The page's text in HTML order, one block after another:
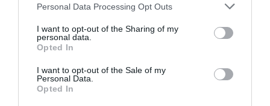
Personal Data Processing Opt Outs
I want to opt-out of the Sharing of my
personal data.
Opted In
I want to opt-out of the Sale of my
Personal Data.
Opted In
Η τιμή της; Μόλις 1.700.000 ευρώ, δηλαδή 2.615 ευρώ το
Μην περιμένετε να βρείτε μέσα σ’ αυτήν τον